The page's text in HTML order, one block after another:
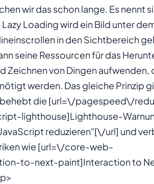
wir das schon lange. Es nennt
Loading wird ein Bild unter
in den Sichtbereich
seine Ressourcen für das
Zeichnen von Dingen aufwenden,
werden. Das gleiche Prinzip
behebt die [url=\/pagespeed\/
lighthouse]Lighthouse-
reduzieren"[\/url] und
wie [url=\/core-web-
to-next-paint]Interaction to